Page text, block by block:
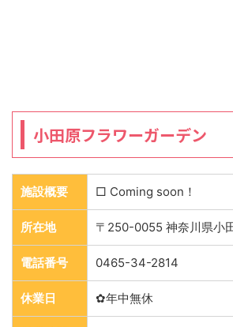
小田原フラワーガーデン
施設概要 □ Coming soon！
所在地 〒250-0055 神奈川県小
電話番号 0465-34-2814
休業日 ✿年中無休